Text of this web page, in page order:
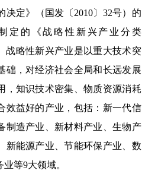
决定》（国发〔2010〕32号）的
定的《战略性新兴产业分类
战略性新兴产业是以重大技术突
础，对经济社会全局和长远发展
，知识技术密集、物质资源消耗
效益好的产业，包括：新一代信
制造产业、新材料产业、生物产
新能源产业、节能环保产业、数
等9大领域。